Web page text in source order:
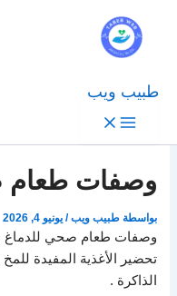
طبيب ويب
وصفات طعام
بواسطة طبيب ويب/يونيو 4, 2026
وصفات طعام صحي للدماغ ،
تحضير الأغذية المفيدة
الذاكرة .